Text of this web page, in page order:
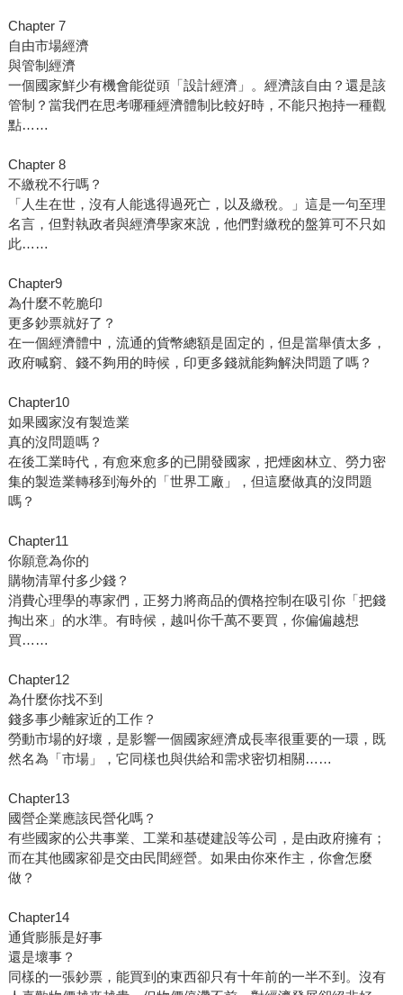
Chapter 7
自由市場經濟
與管制經濟
一個國家鮮少有機會能從頭「設計經濟」。經濟該自由？還是該
管制？當我們在思考哪種經濟體制比較好時，不能只抱持一種觀
點……
Chapter 8
不繳稅不行嗎？
「人生在世，沒有人能逃得過死亡，以及繳稅。」這是一句至理
名言，但對執政者與經濟學家來說，他們對繳稅的盤算可不只如
此……
Chapter9
為什麼不乾脆印
更多鈔票就好了？
在一個經濟體中，流通的貨幣總額是固定的，但是當舉債太多，
政府喊窮、錢不夠用的時候，印更多錢就能夠解決問題了嗎？
Chapter10
如果國家沒有製造業
真的沒問題嗎？
在後工業時代，有愈來愈多的已開發國家，把煙囪林立、勞力密
集的製造業轉移到海外的「世界工廠」，但這麼做真的沒問題
嗎？
Chapter11
你願意為你的
購物清單付多少錢？
消費心理學的專家們，正努力將商品的價格控制在吸引你「把錢
掏出來」的水準。有時候，越叫你千萬不要買，你偏偏越想
買……
Chapter12
為什麼你找不到
錢多事少離家近的工作？
勞動市場的好壞，是影響一個國家經濟成長率很重要的一環，既
然名為「市場」，它同樣也與供給和需求密切相關……
Chapter13
國營企業應該民營化嗎？
有些國家的公共事業、工業和基礎建設等公司，是由政府擁有；
而在其他國家卻是交由民間經營。如果由你來作主，你會怎麼
做？
Chapter14
通貨膨脹是好事
還是壞事？
同樣的一張鈔票，能買到的東西卻只有十年前的一半不到。沒有